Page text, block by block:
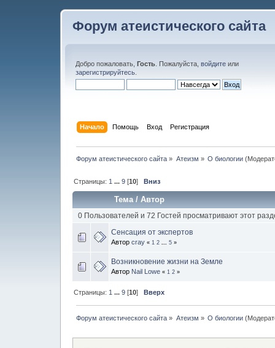
Форум атеистического сайта
Добро пожаловать, Гость . Пожалуйста, войдите или
зарегистрируйтесь
Начало Помощь Вход Регистрация
Форум атеистического сайта » Атеизм » О биологии
Страницы: 1 ...9 [10]Вниз
Тема/Автор
0 Пользователей и 72 Гостей просматривают этот
Сенсация от экспертов
Автор cray « 1 2 5 »
Возникновение жизни на Земле
Автор Nail Lowe « 1 2 »
Страницы: 1 ...9 [10]Вверх
Форум атеистического сайта » Атеизм » О биологии